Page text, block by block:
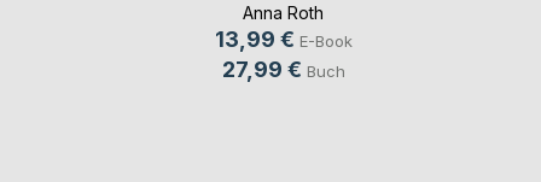
Anna Roth
13,99 € E-Book
27,99 € Buch